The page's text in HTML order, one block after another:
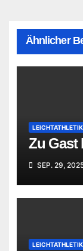
Ähnlicher
LEICHTATHLETIK
Zu Gast
SEP. 29,
LEICHTATHLETIK